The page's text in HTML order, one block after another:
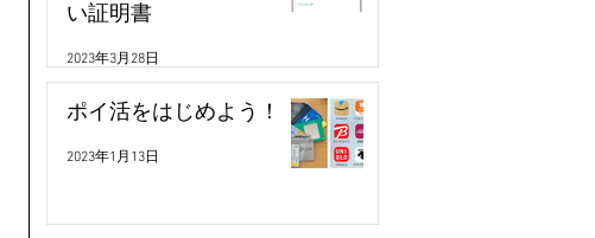
い証明書
2023年3月28日
ポイ活をはじめよう！
2023年1月13日